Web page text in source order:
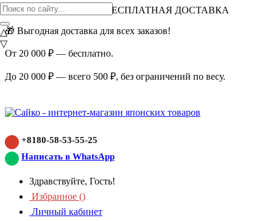
ВНИМАНИЕ АКЦИЯ!
БЕСПЛАТНАЯ ДОСТАВКА
🎁 Выгодная доставка для всех заказов!
От 20 000 ₽ — бесплатно.
До 20 000 ₽ — всего 500 ₽, без ограничений по весу.
+8180-58-53-55-25
Написать в WhatsApp
Здравствуйте, Гость!
Избранное ()
Личный кабинет
△
▽